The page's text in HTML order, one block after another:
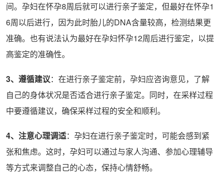
间。孕妇在怀孕8周后就可以进行亲子鉴定，但最好在怀孕1
6周以后进行，因为此时胎儿的DNA含量较高，检测结果更
准确。也有说法认为最好在孕妇怀孕12周后进行鉴定，以提
高鉴定的准确性。
3、遵循建议：在进行亲子鉴定前，孕妇应咨询意见，了解
自己的身体状况是否适合进行亲子鉴定。同时，在采样过程
中要遵循建议，确保采样过程的安全和顺利。
4、注意心理调适：孕妇在进行亲子鉴定时，可能会感到紧
张和焦虑。这时，孕妇可以通过与家人沟通、参加心理辅导
等方式来调整自己的心态，保持心情舒畅。